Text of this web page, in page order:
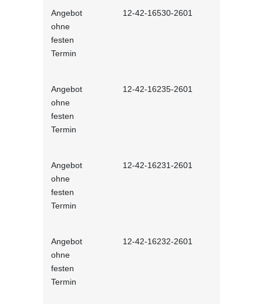
Angebot
ohne
festen
Termin
12-42-16530-2601
Angebot
ohne
festen
Termin
12-42-16235-2601
Angebot
ohne
festen
Termin
12-42-16231-2601
Angebot
ohne
festen
Termin
12-42-16232-2601